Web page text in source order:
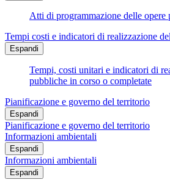
Atti di programmazione delle opere
Tempi costi e indicatori di realizzazione
Espandi
Tempi, costi unitari e indicatori di
pubbliche in corso o completate
Pianificazione e governo del territorio
Espandi
Pianificazione e governo del territorio
Informazioni ambientali
Espandi
Informazioni ambientali
Espandi